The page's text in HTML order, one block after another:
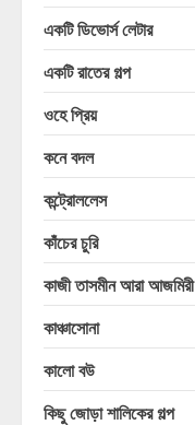
একটি ডিভোর্স লেটার
একটি রাতের গল্প
ওহে প্রিয়
কনে বদল
কন্ট্রোললেস
কাঁচের চুরি
কাজী তাসমীন আরা আজমিরী
কাঞ্চাসোনা
কালো বউ
কিছু জোড়া শালিকের গল্প